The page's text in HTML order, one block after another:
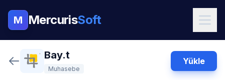
M MercurisSoft
Bay.t
Muhasebe
Yükle